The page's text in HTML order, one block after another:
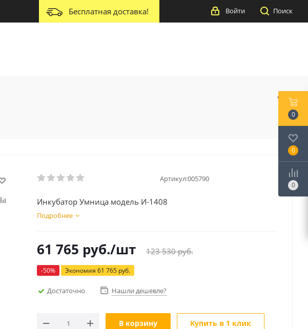
Бесплатная доставка! Поиск
Войти
Артикул:005790
Инкубатор Умница модель И-1408
Подробнее
61 765 руб./шт 123 530руб.
-50% Экономия 61 765 руб.
Достаточно Нашли дешевле?
В корзину Купить в 1 клик
0
0
0